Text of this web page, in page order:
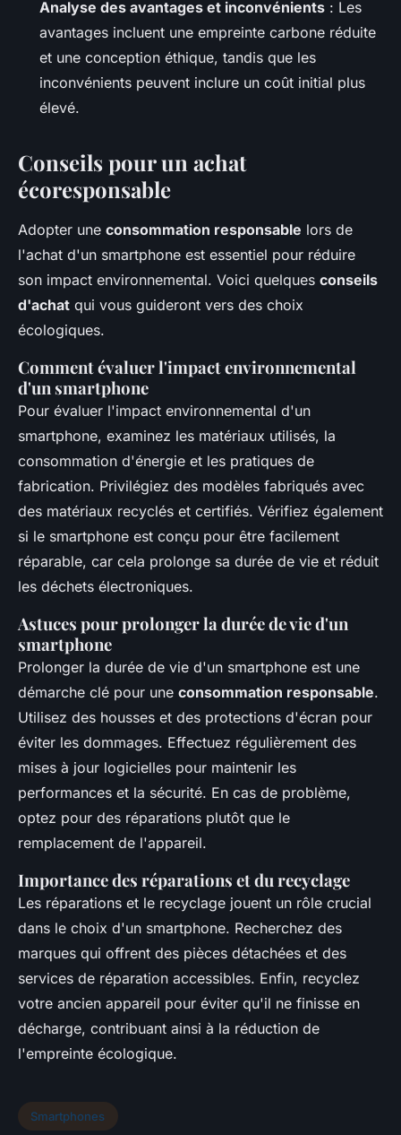
Analyse des avantages et inconvénients : Les
avantages incluent une empreinte carbone réduite
et une conception éthique, tandis que les
inconvénients peuvent inclure un coût initial plus
élevé.
Conseils pour un achat
écoresponsable
Adopter une consommation responsable lors de
l'achat d'un smartphone est essentiel pour réduire
son impact environnemental. Voici quelques conseils
d'achat qui vous guideront vers des choix
écologiques.
Comment évaluer l'impact environnemental
d'un smartphone
Pour évaluer l'impact environnemental d'un
smartphone, examinez les matériaux utilisés, la
consommation d'énergie et les pratiques de
fabrication. Privilégiez des modèles fabriqués avec
des matériaux recyclés et certifiés. Vérifiez également
si le smartphone est conçu pour être facilement
réparable, car cela prolonge sa durée de vie et réduit
les déchets électroniques.
Astuces pour prolonger la durée de vie d'un
smartphone
Prolonger la durée de vie d'un smartphone est une
démarche clé pour une consommation responsable.
Utilisez des housses et des protections d'écran pour
éviter les dommages. Effectuez régulièrement des
mises à jour logicielles pour maintenir les
performances et la sécurité. En cas de problème,
optez pour des réparations plutôt que le
remplacement de l'appareil.
Importance des réparations et du recyclage
Les réparations et le recyclage jouent un rôle crucial
dans le choix d'un smartphone. Recherchez des
marques qui offrent des pièces détachées et des
services de réparation accessibles. Enfin, recyclez
votre ancien appareil pour éviter qu'il ne finisse en
décharge, contribuant ainsi à la réduction de
l'empreinte écologique.
Smartphones